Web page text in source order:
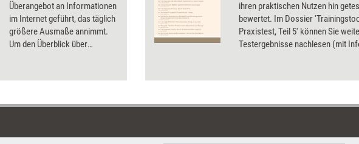
Überangebot an Informationen
im Internet geführt, das täglich
größere Ausmaße annimmt.
Um den Überblick über
Wissenstransfer und -
Coachings zu fördern,
ihren praktischen Nutzen hin
bewertet. Im Dossier
Praxistest, Teil 5' können Sie
Testergebnisse nachlesen (mit
und Kartensets, eine Trainings-